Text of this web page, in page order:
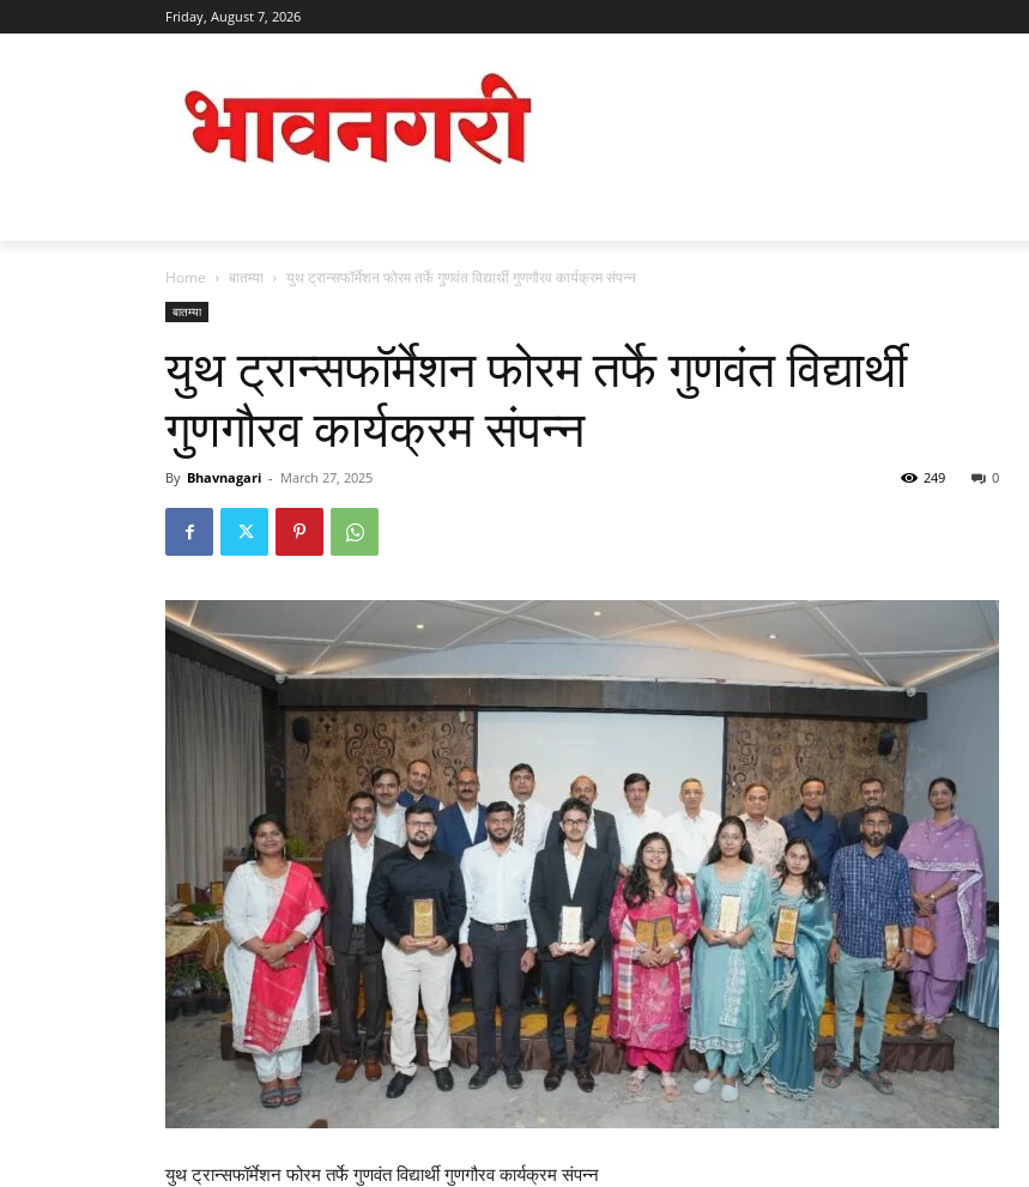
Friday, August 7, 2026
Home बातम्या युथ ट्रान्सफॉर्मेशन फोरम तर्फे गुणवंत विद्यार्थी गुणगौरव कार्यक्रम संपन्न
बातम्या
युथ ट्रान्सफॉर्मेशन फोरम तर्फे गुणवंत विद्यार्थी
गुणगौरव कार्यक्रम संपन्न
By Bhavnagari - March 27, 2025 0
249
युथ ट्रान्सफॉर्मेशन फोरम तर्फे गुणवंत विद्यार्थी गुणगौरव कार्यक्रम संपन्न